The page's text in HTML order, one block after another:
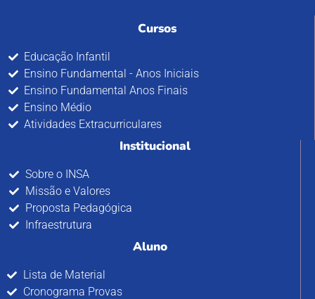
Cursos
Educação Infantil
Ensino Fundamental - Anos Iniciais
Ensino Fundamental Anos Finais
Ensino Médio
Atividades Extracurriculares
Institucional
Sobre o INSA
Missão e Valores
Proposta Pedagógica
Infraestrutura
Aluno
Lista de Material
Cronograma Provas